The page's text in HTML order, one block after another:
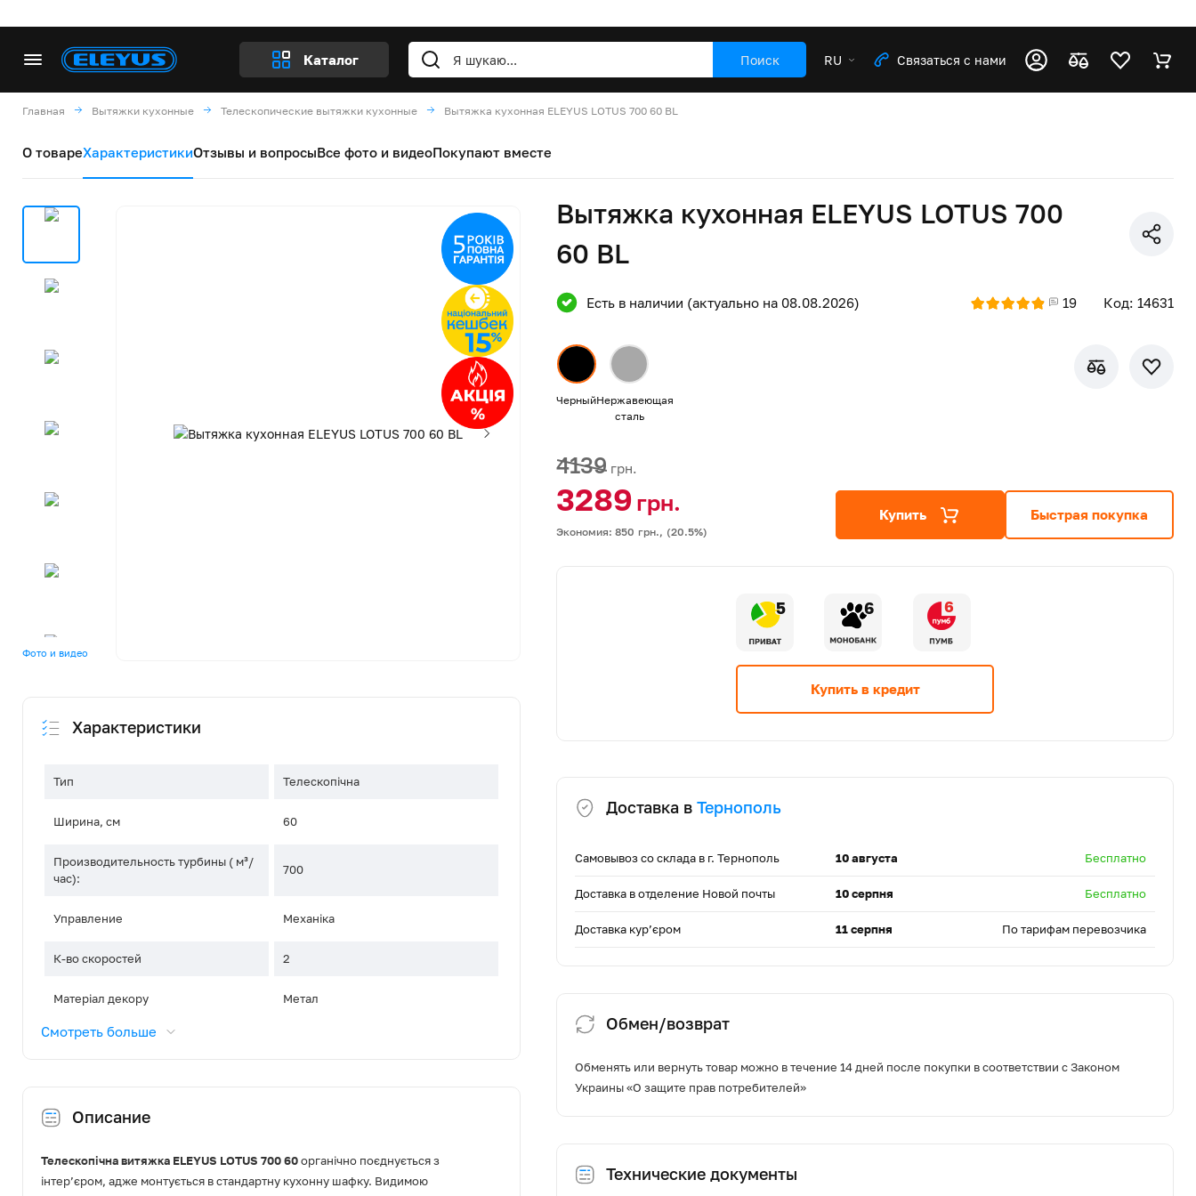
Каталог Поиск RU Связаться с нами
Главная Вытяжки кухонные Телескопические вытяжки кухонные Вытяжка кухонная ELEYUS LOTUS 700 60 BL
О товареХарактеристикиОтзывы и вопросыВсе фото и видеоПокупают вместе
Фото и видео
Характеристики
Тип Телескопічна
Ширина, см 60
Производительность турбины ( м³/
час):
700
Управление Механіка
К-во скоростей 2
Матеріал декору Метал
Тип освещения
Диаметр воздуховода, мм
Режим роботи Відведення / Рециркуляція
Смотреть больше
Описание
Телескопічна витяжка ELEYUS LOTUS 700 60органічно поєднується з
інтер’єром, адже монтується в стандартну кухонну шафку. Видимою
Вытяжка кухонная ELEYUS LOTUS 700
60 BL
Есть в наличии (актуально на 08.08.2026) 19 Код: 14631
ЧерныйНержавеющая
сталь
4139 грн.
3289грн.
Экономия: 850 грн., (20.5%)
Купить Быстрая покупка
5 6 6
Купить в кредит
Доставка в Тернополь
Самовывоз со склада в г. Тернополь 10 августа Бесплатно
Доставка в отделение Новой почты 10 серпня Бесплатно
Доставка кур’єром 11 серпня По тарифам перевозчика
Обмен/возврат
Обменять или вернуть товар можно в течение 14 дней после покупки в соответствии с Законом
Украины «О защите прав потребителей»
Технические документы